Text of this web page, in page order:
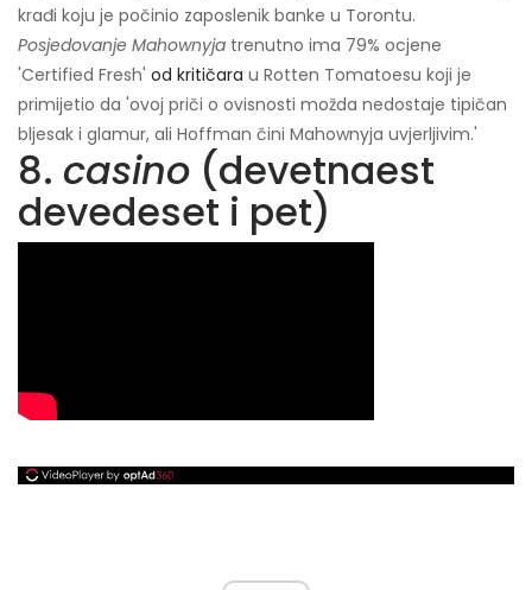
krađi koju je počinio zaposlenik banke u Torontu.
Posjedovanje Mahownyja trenutno ima 79% ocjene
'Certified Fresh' od kritičara u Rotten Tomatoesu koji je
primijetio da 'ovoj priči o ovisnosti možda nedostaje tipičan
bljesak i glamur, ali Hoffman čini Mahownyja uvjerljivim.'
8. casino (devetnaest
devedeset i pet)